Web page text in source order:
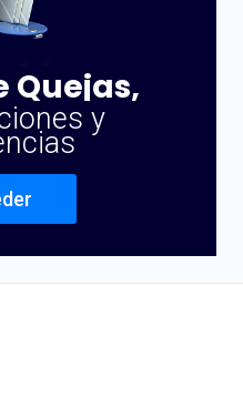
Quejas,
y